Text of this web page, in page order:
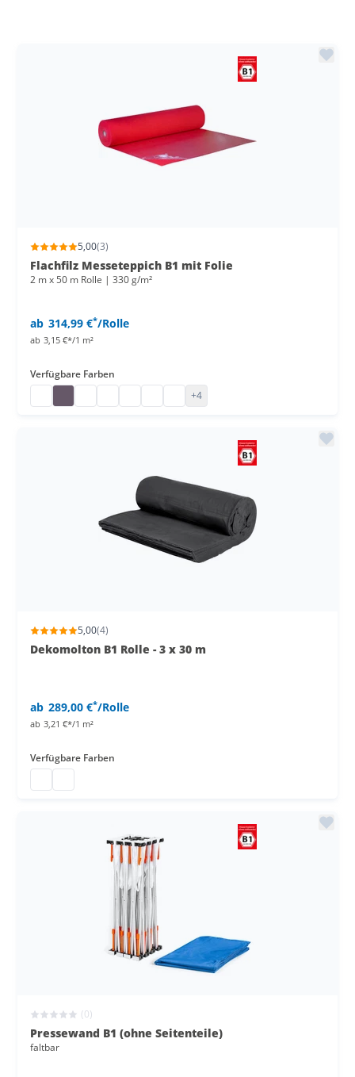
5,00(3)
Flachfilz Messeteppich B1 mit Folie
2 m x 50 m Rolle | 330 g/m²
ab 314,99 €*/Rolle
ab 3,15 €*/1 m²
Verfügbare Farben
Messe Teppich mit Folie
Flachfilz Teppich B1
Flachfilz B1 mit Folienabdeckung
Flachfilz B1 mit Folie
+4
5,00(4)
Dekomolton B1 Rolle - 3 x 30 m
ab 289,00 €*/Rolle
ab 3,21 €*/1 m²
Verfügbare Farben
(0)
Pressewand B1 (ohne Seitenteile)
faltbar